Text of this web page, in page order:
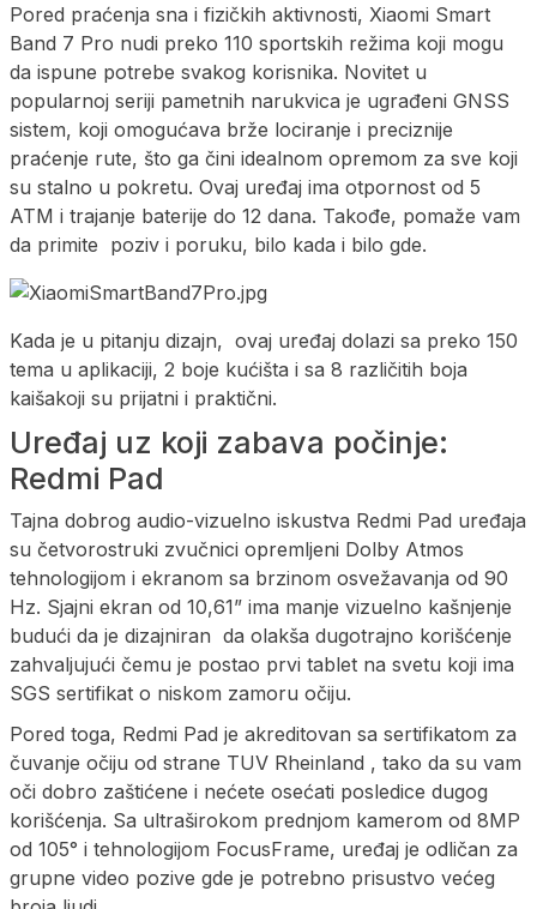
Pored praćenja sna i fizičkih aktivnosti, Xiaomi Smart
Band 7 Pro nudi preko 110 sportskih režima koji mogu
da ispune potrebe svakog korisnika. Novitet u
popularnoj seriji pametnih narukvica je ugrađeni GNSS
sistem, koji omogućava brže lociranje i preciznije
praćenje rute, što ga čini idealnom opremom za sve koji
su stalno u pokretu. Ovaj uređaj ima otpornost od 5
ATM i trajanje baterije do 12 dana. Takođe, pomaže vam
da primite poziv i poruku, bilo kada i bilo gde.
Kada je u pitanju dizajn, ovaj uređaj dolazi sa preko 150
tema u aplikaciji, 2 boje kućišta i sa 8 različitih boja
kaišakoji su prijatni i praktični.
Uređaj uz koji zabava počinje:
Redmi Pad
Tajna dobrog audio-vizuelno iskustva Redmi Pad uređaja
su četvorostruki zvučnici opremljeni Dolby Atmos
tehnologijom i ekranom sa brzinom osvežavanja od 90
Hz. Sjajni ekran od 10,61” ima manje vizuelno kašnjenje
budući da je dizajniran da olakša dugotrajno korišćenje
zahvaljujući čemu je postao prvi tablet na svetu koji ima
SGS sertifikat o niskom zamoru očiju.
Pored toga, Redmi Pad je akreditovan sa sertifikatom za
čuvanje očiju od strane TUV Rheinland , tako da su vam
oči dobro zaštićene i nećete osećati posledice dugog
korišćenja. Sa ultraširokom prednjom kamerom od 8MP
od 105° i tehnologijom FocusFrame, uređaj je odličan za
grupne video pozive gde je potrebno prisustvo većeg